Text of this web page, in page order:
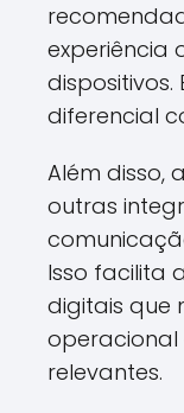
experiência
dispositivos.
diferencial
Além disso,
outras
Isso facilita
digitais que
relevantes.